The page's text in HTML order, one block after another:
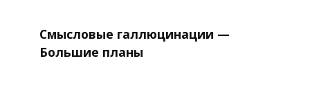
Смысловые галлюцинации —
Большие планы